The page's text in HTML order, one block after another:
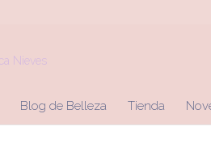
Blog de Belleza Tienda